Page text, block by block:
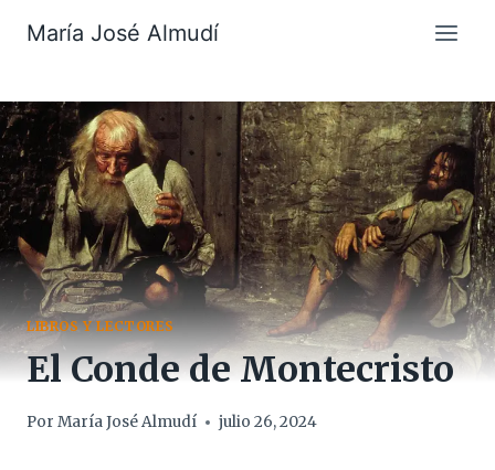
María José Almudí
LIBROS Y LECTORES
El Conde de Montecristo
Por María José Almudí julio 26, 2024